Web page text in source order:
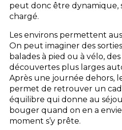
peut donc être dynamique,
chargé.
Les environs permettent
On peut imaginer des
balades à pied ou à vélo,
découvertes plus larges
Après une journée dehors,
permet de retrouver un
équilibre qui donne au
bouger quand on en a
moment s’y prête.